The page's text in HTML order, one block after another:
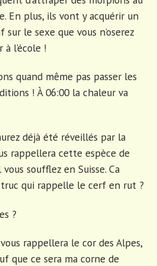
En plus, ils vont y acquérir un
le sexe que vous n’oserez
l’école !
quand même pas passer les
! À 06:00 la chaleur va
déjà été réveillés par la
rappellera cette espèce de
soufflez en Suisse. Ca
qui rappelle le cerf en rut ?
?
rappellera le cor des Alpes,
que ce sera ma corne de